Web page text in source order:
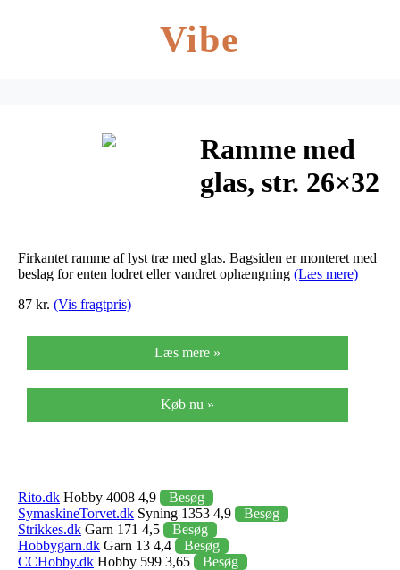
Vibe
Ramme med
glas, str. 26×32
udskæring:
18×24 cm,
1stk.
Firkantet ramme af lyst træ med glas. Bagsiden er monteret med
beslag for enten lodret eller vandret ophængning (Læs mere)
87 kr. (Vis fragtpris)
Læs mere »
Køb nu »
Rito.dk Hobby 4008 4,9
Besøg
SymaskineTorvet.dk Syning 1353 4,9
Besøg
Strikkes.dk Garn 171 4,5
Besøg
Hobbygarn.dk Garn 13 4,4
Besøg
CCHobby.dk Hobby 599 3,65
Besøg